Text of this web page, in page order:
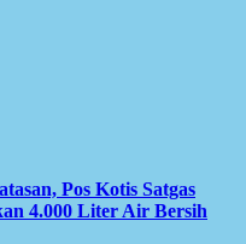
Pos Kotis Satgas
4.000 Liter Air Bersih